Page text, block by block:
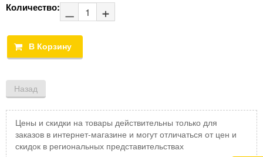
Количество:
Цены и скидки на товары действительны только для
заказов в интернет-магазине и могут отличаться от цен и
скидок в региональных представительствах